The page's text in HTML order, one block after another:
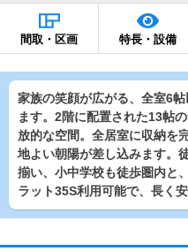
間取・区画 特長・設備
家族の笑顔が広がる、全室6
ます。2階に配置された13帖
放的な空間。全居室に収納を
地よい朝陽が差し込みます。
揃い、小中学校も徒歩圏内と
ラット35S利用可能で、長く